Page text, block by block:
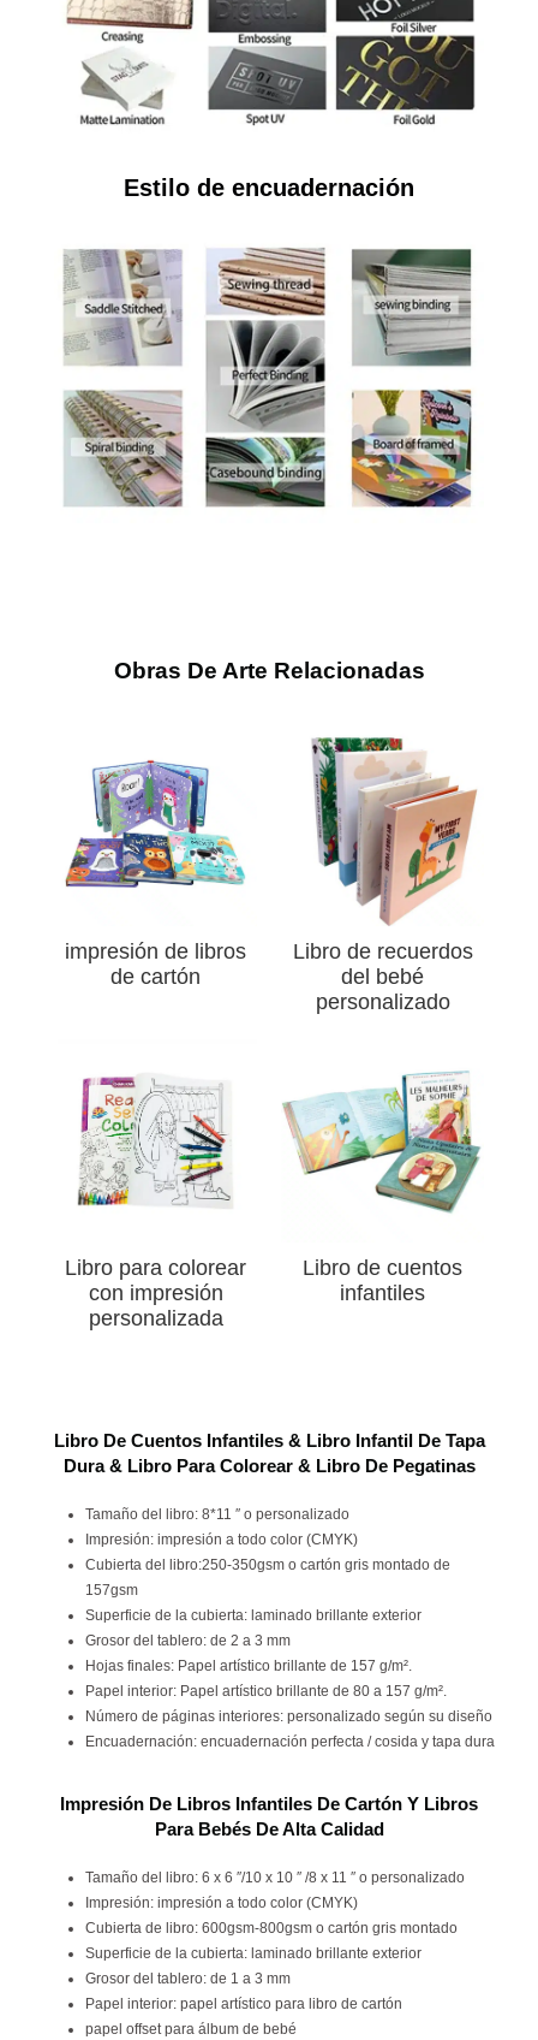
Estilo de encuadernación
Obras De Arte Relacionadas
impresión de libros
de cartón
Libro de recuerdos
del bebé
personalizado
Libro para colorear
con impresión
personalizada
Libro de cuentos
infantiles
Libro De Cuentos Infantiles & Libro Infantil De Tapa
Dura & Libro Para Colorear & Libro De Pegatinas
Tamaño del libro: 8*11 ″ o personalizado
Impresión: impresión a todo color (CMYK)
Cubierta del libro:250-350gsm o cartón gris montado de
157gsm
Superficie de la cubierta: laminado brillante exterior
Grosor del tablero: de 2 a 3 mm
Hojas finales: Papel artístico brillante de 157 g/m².
Papel interior: Papel artístico brillante de 80 a 157 g/m².
Número de páginas interiores: personalizado según su diseño
Encuadernación: encuadernación perfecta / cosida y tapa dura
Impresión De Libros Infantiles De Cartón Y Libros
Para Bebés De Alta Calidad
Tamaño del libro: 6 x 6 ″/10 x 10 ″ /8 x 11 ″ o personalizado
Impresión: impresión a todo color (CMYK)
Cubierta de libro: 600gsm-800gsm o cartón gris montado
Superficie de la cubierta: laminado brillante exterior
Grosor del tablero: de 1 a 3 mm
Papel interior: papel artístico para libro de cartón
papel offset para álbum de bebé